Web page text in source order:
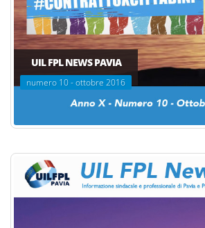
UIL FPL NEWS PAVIA
numero 10 - ottobre 2016